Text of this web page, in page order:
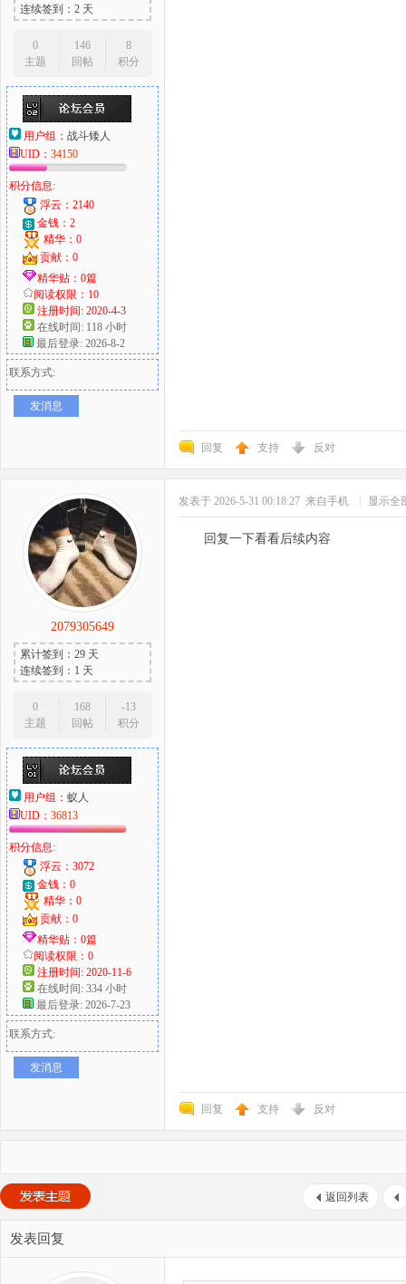
连续签到：2 天
0
主题
146
回帖
8
积分
用户组： 战斗矮人
UID： 34150
积分信息:
浮云：2140
金钱：2
精华：0
贡献：0
精华贴：0篇
阅读权限：10
注册时间: 2020-4-3
在线时间: 118 小时
最后登录: 2026-8-2
联系方式:
发消息
回复 支持 反对
2079305649
累计签到：29 天
连续签到：1 天
0
主题
168
回帖
-13
积分
用户组： 蚁人
UID： 36813
积分信息:
浮云：3072
金钱：0
精华：0
贡献：0
精华贴：0篇
阅读权限：0
注册时间: 2020-11-6
在线时间: 334 小时
最后登录: 2026-7-23
联系方式:
发消息
发表于 2026-5-31 00:18:27 来自手机 显示全
回复一下看看后续内容
回复 支持 反对
返回列表
发表回复